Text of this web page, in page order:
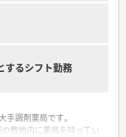
開発など薬剤師プラスαの
で、子会社の社長として
店舗で経験を積み圧倒的な
するシフト勤務
調剤薬局です。
敷地内に薬局を持ってい